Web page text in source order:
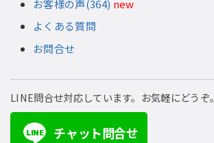
お客様の声(364) new
よくある質問
お問合せ
LINE問合せ対応しています。お気軽にどうぞ。
LINE チャット問合せ